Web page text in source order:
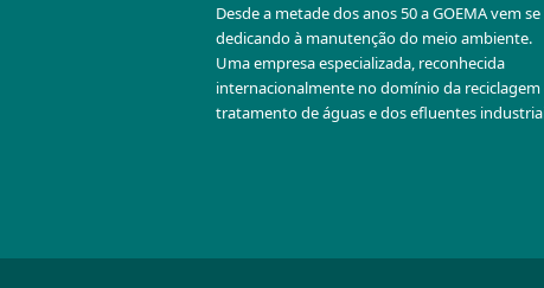
Desde a metade dos anos 50 a GOEMA vem se
dedicando à manutenção do meio ambiente.
Uma empresa especializada, reconhecida
internacionalmente no domínio da
tratamento de águas e dos efluentes